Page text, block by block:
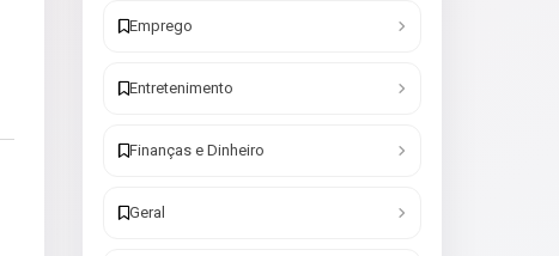
Emprego
Entretenimento
Finanças e Dinheiro
Geral